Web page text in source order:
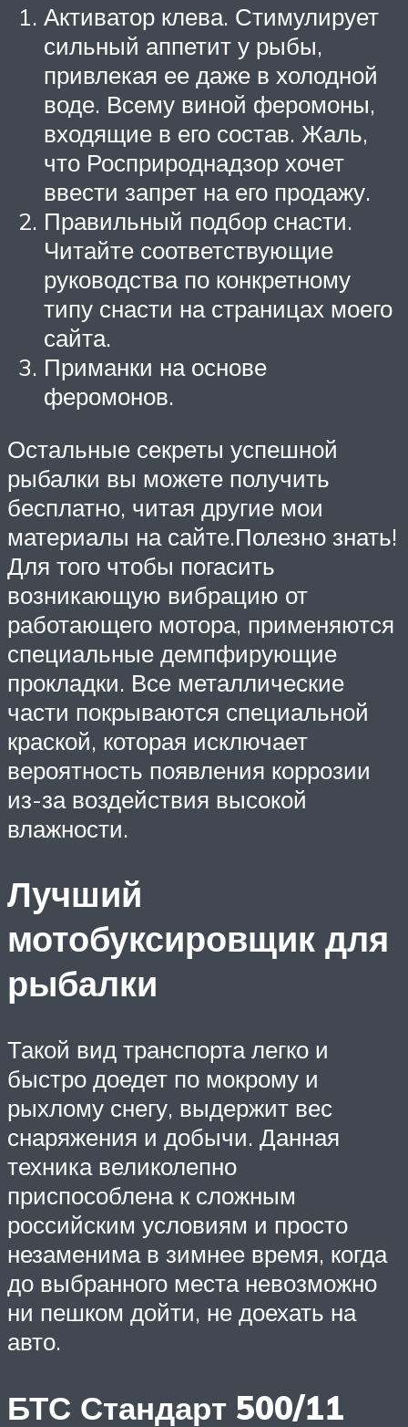
Активатор клева. Стимулирует
сильный аппетит у рыбы,
привлекая ее даже в холодной
воде. Всему виной феромоны,
входящие в его состав. Жаль,
что Росприроднадзор хочет
ввести запрет на его продажу.
Правильный подбор снасти.
Читайте соответствующие
руководства по конкретному
типу снасти на страницах моего
сайта.
Приманки на основе
феромонов.
Остальные секреты успешной
рыбалки вы можете получить
бесплатно, читая другие мои
материалы на сайте.Полезно знать!
Для того чтобы погасить
возникающую вибрацию от
работающего мотора, применяются
специальные демпфирующие
прокладки. Все металлические
части покрываются специальной
краской, которая исключает
вероятность появления коррозии
из-за воздействия высокой
влажности.
Лучший
мотобуксировщик для
рыбалки
Такой вид транспорта легко и
быстро доедет по мокрому и
рыхлому снегу, выдержит вес
снаряжения и добычи. Данная
техника великолепно
приспособлена к сложным
российским условиям и просто
незаменима в зимнее время, когда
до выбранного места невозможно
ни пешком дойти, не доехать на
авто.
БТС Стандарт 500/11